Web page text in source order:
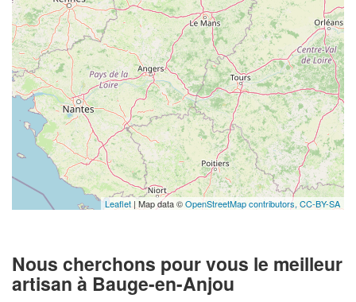
Leaflet | Map data ©OpenStreetMap contributors, CC-BY-SA
Nous cherchons pour vous le meilleur
artisan à Bauge-en-Anjou